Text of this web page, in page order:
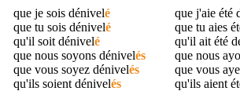
que je sois dénivelé
que tu sois dénivelé
qu'il soit dénivelé
que nous soyons dénivelés
que vous soyez dénivelés
qu'ils soient dénivelés
que j'aie été
que tu aies
qu'il ait été
que nous
que vous
qu'ils aient